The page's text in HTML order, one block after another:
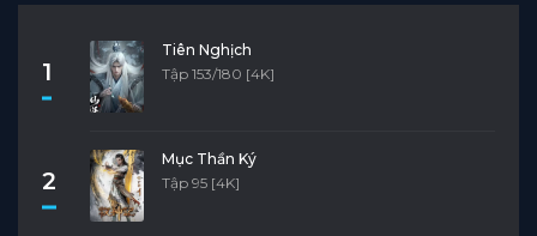
1
Tiên Nghịch
Tập 153/180 [4K]
2
Mục Thần Ký
Tập 95 [4K]